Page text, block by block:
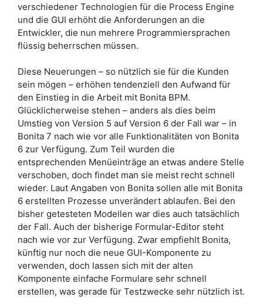
verschiedener Technologien für die Process Engine
und die GUI erhöht die Anforderungen an die
Entwickler, die nun mehrere Programmiersprachen
flüssig beherrschen müssen.
Diese Neuerungen – so nützlich sie für die Kunden
sein mögen – erhöhen tendenziell den Aufwand für
den Einstieg in die Arbeit mit Bonita BPM.
Glücklicherweise stehen – anders als dies beim
Umstieg von Version 5 auf Version 6 der Fall war – in
Bonita 7 nach wie vor alle Funktionalitäten von Bonita
6 zur Verfügung. Zum Teil wurden die
entsprechenden Menüeinträge an etwas andere Stelle
verschoben, doch findet man sie meist recht schnell
wieder. Laut Angaben von Bonita sollen alle mit Bonita
6 erstellten Prozesse unverändert ablaufen. Bei den
bisher getesteten Modellen war dies auch tatsächlich
der Fall. Auch der bisherige Formular-Editor steht
nach wie vor zur Verfügung. Zwar empfiehlt Bonita,
künftig nur noch die neue GUI-Komponente zu
verwenden, doch lassen sich mit der alten
Komponente einfache Formulare sehr schnell
erstellen, was gerade für Testzwecke sehr nützlich ist.